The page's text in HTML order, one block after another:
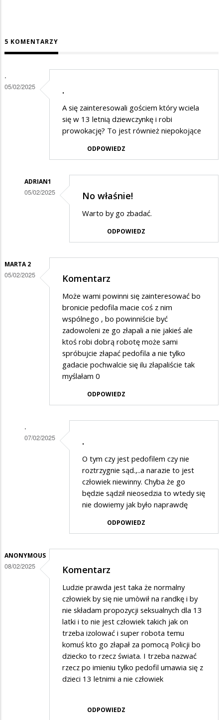
5 KOMENTARZY
.
05/02/2025 .
A się zainteresowali gościem który wciela
się w 13 letnią dziewczynkę i robi
prowokację? To jest również niepokojące
ODPOWIEDZ
ADRIAN1
05/02/2025
odpowiedzi
na
No właśnie!
Warto by go zbadać.
ODPOWIEDZ
MARTA 2
05/02/2025 Komentarz
Może wami powinni się zainteresować bo
bronicie pedofila macie coś z nim
wspólnego , bo powinniście być
zadowoleni ze go złapali a nie jakieś ale
ktoś robi dobrą robotę może sami
spróbujcie złapać pedofila a nie tylko
gadacie pochwalcie się ilu złapaliście tak
myślałam 0
ODPOWIEDZ
.
07/02/2025
Komentarz
.
O tym czy jest pedofilem czy nie
roztrzygnie sąd.,..a narazie to jest
człowiek niewinny. Chyba że go
będzie sądził nieosedzia to wtedy się
nie dowiemy jak było naprawdę
ODPOWIEDZ
ANONYMOUS
08/02/2025 Komentarz
Ludzie prawda jest taka że normalny
człowiek by się nie umòwił na randkę i by
nie składam propozycji seksualnych dla 13
latki i to nie jest człowiek takich jak on
trzeba izolować i super robota temu
komuś kto go złapał za pomocą Policji bo
dziecko to rzecz świata. I trzeba nazwać
rzecz po imieniu tylko pedofil umawia się z
dzieci 13 letnimi a nie człowiek
ODPOWIEDZ